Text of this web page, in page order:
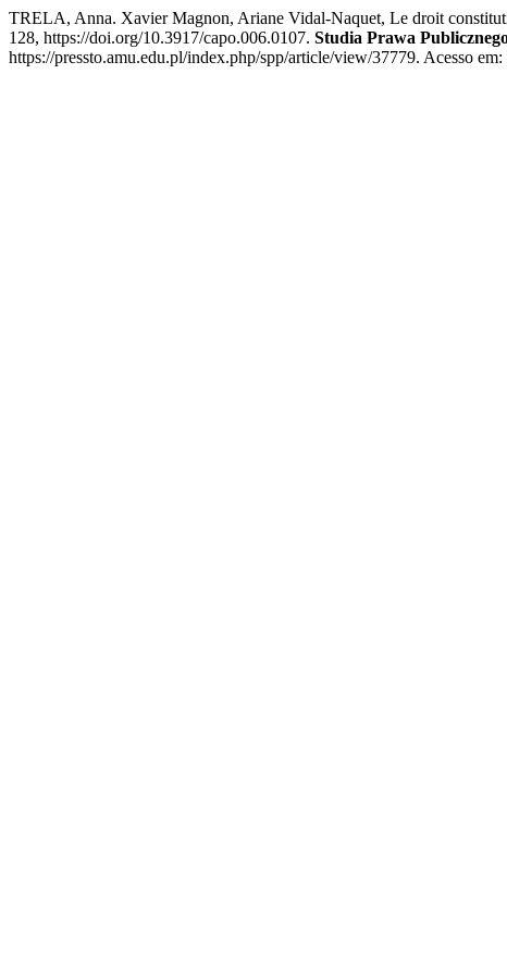
TRELA, Anna. Xavier Magnon, Ariane Vidal-Naquet, Le droit
128, https://doi.org/10.3917/capo.006.0107. Studia Prawa
https://pressto.amu.edu.pl/index.php/spp/article/view/37779. Acesso em: